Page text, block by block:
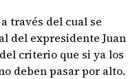
través del cual se
del expresidente Juan
criterio que si ya los
deben pasar por alto.